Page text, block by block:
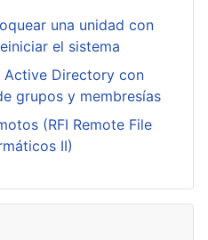
una unidad con
el sistema
Directory con
grupos y membresías
(RFI Remote File
II)